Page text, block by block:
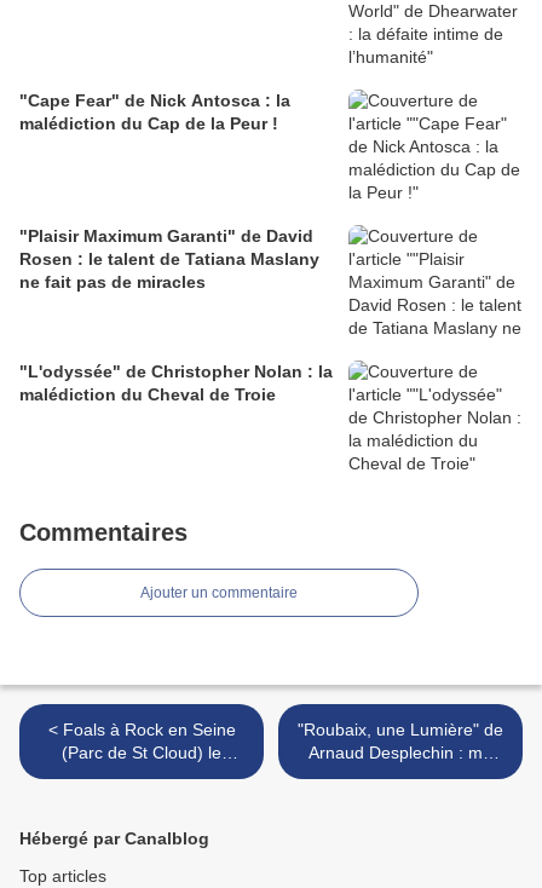
"Cape Fear" de Nick Antosca : la
malédiction du Cap de la Peur !
"Plaisir Maximum Garanti" de David
Rosen : le talent de Tatiana Maslany
ne fait pas de miracles
"L'odyssée" de Christopher Nolan : la
malédiction du Cheval de Troie
Commentaires
Ajouter un commentaire
< Foals à Rock en Seine
(Parc de St Cloud) le
dimanche 25 août
"Roubaix, une Lumière" de
Arnaud Desplechin : ma
ville, ma lumière... >
Hébergé par Canalblog
Top articles